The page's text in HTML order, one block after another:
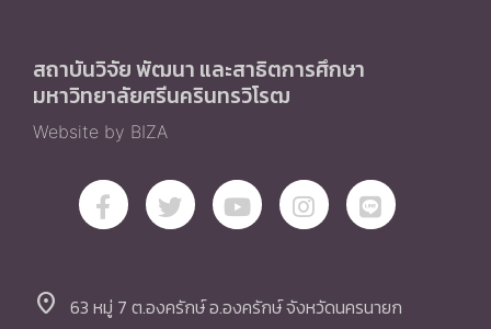
สถาบันวิจัย พัฒนา และสาธิตการศึกษา
มหาวิทยาลัยศรีนครินทรวิโรฒ
Website by BIZA
location_on 63 หมู่ 7 ต.องครักษ์ อ.องครักษ์ จังหวัดนครนายก